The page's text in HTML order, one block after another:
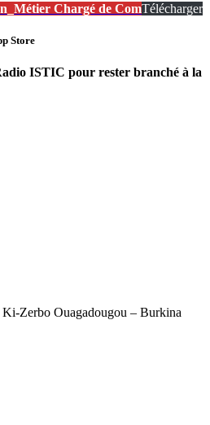
Chargé de ComTélécharger
Store
ISTIC pour rester branché à la
Ki-Zerbo Ouagadougou – Burkina